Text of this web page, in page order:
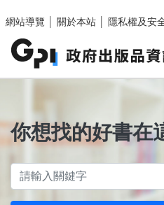
網站導覽
關於本站 隱私權及安
你想找的好書在